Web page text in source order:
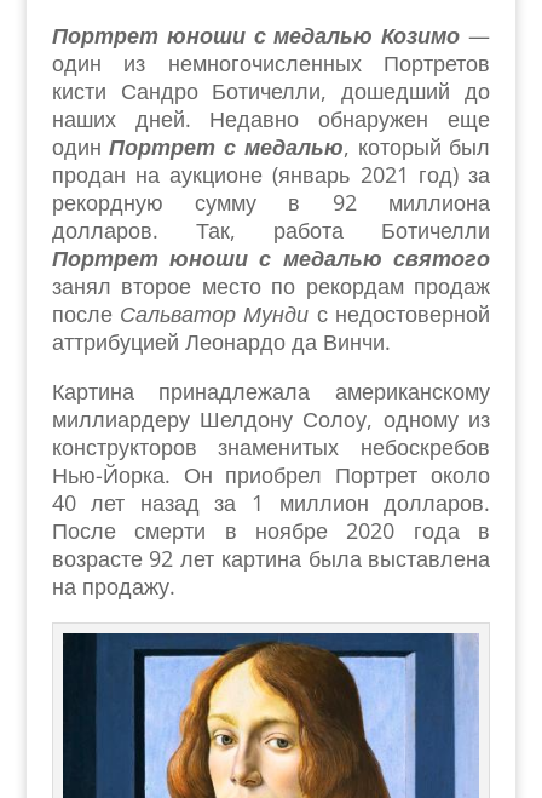
Портрет юноши с медалью Козимо —
один из немногочисленных Портретов
кисти Сандро Ботичелли, дошедший до
наших дней. Недавно обнаружен еще
один Портрет с медалью, который был
продан на аукционе (январь 2021 год) за
рекордную сумму в 92 миллиона
долларов. Так, работа Ботичелли
Портрет юноши с медалью святого
занял второе место по рекордам продаж
после Сальватор Мунди с недостоверной
аттрибуцией Леонардо да Винчи.
Картина принадлежала американскому
миллиардеру Шелдону Солоу, одному из
конструкторов знаменитых небоскребов
Нью-Йорка. Он приобрел Портрет около
40 лет назад за 1 миллион долларов.
После смерти в ноябре 2020 года в
возрасте 92 лет картина была выставлена
на продажу.